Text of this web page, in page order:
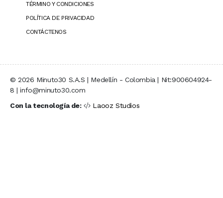
TÉRMINO Y CONDICIONES
POLÍTICA DE PRIVACIDAD
CONTÁCTENOS
© 2026 Minuto30 S.A.S | Medellín - Colombia | Nit:900604924-
8 | info@minuto30.com
Con la tecnología de:
Laooz Studios